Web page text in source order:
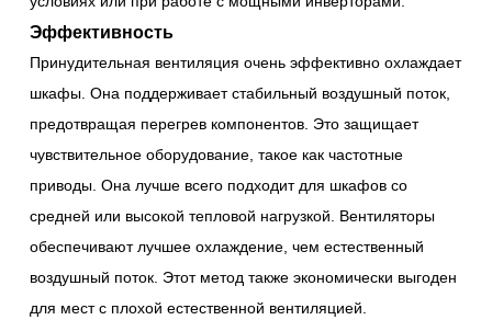
Эффективность
Принудительная вентиляция очень эффективно охлаждает
шкафы. Она поддерживает стабильный воздушный поток,
предотвращая перегрев компонентов. Это защищает
чувствительное оборудование, такое как частотные
приводы. Она лучше всего подходит для шкафов со
средней или высокой тепловой нагрузкой. Вентиляторы
обеспечивают лучшее охлаждение, чем естественный
воздушный поток. Этот метод также экономически выгоден
для мест с плохой естественной вентиляцией.